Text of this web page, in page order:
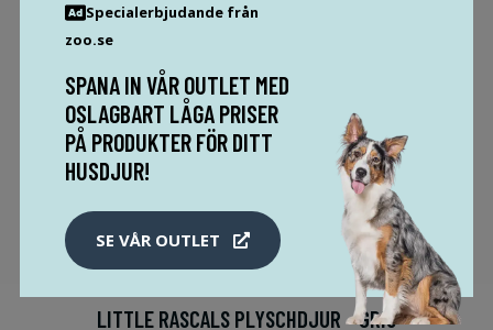
LITTLE RASCALS PLYSCHDJUR - GRIS
Specialerbjudande från
zoo.se
SPANA IN VÅR OUTLET MED
OSLAGBART LÅGA PRISER
PÅ PRODUKTER FÖR DITT
HUSDJUR!
SE VÅR OUTLET